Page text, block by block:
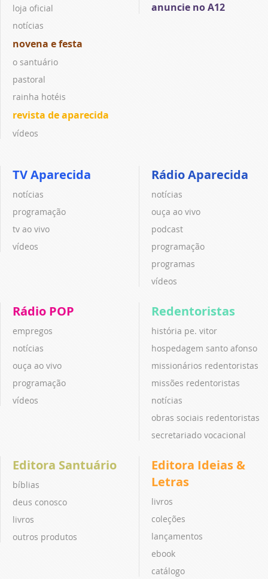
loja oficial
notícias
novena e festa
o santuário
pastoral
rainha hotéis
revista de aparecida
vídeos
anuncie no A12
TV Aparecida
notícias
programação
tv ao vivo
vídeos
Rádio Aparecida
notícias
ouça ao vivo
podcast
programação
programas
vídeos
Rádio POP
empregos
notícias
ouça ao vivo
programação
vídeos
Redentoristas
história pe. vitor
hospedagem santo afonso
missionários redentoristas
missões redentoristas
notícias
obras sociais redentoristas
secretariado vocacional
Editora Santuário
bíblias
deus conosco
livros
outros produtos
Editora Ideias &
Letras
livros
coleções
lançamentos
ebook
catálogo